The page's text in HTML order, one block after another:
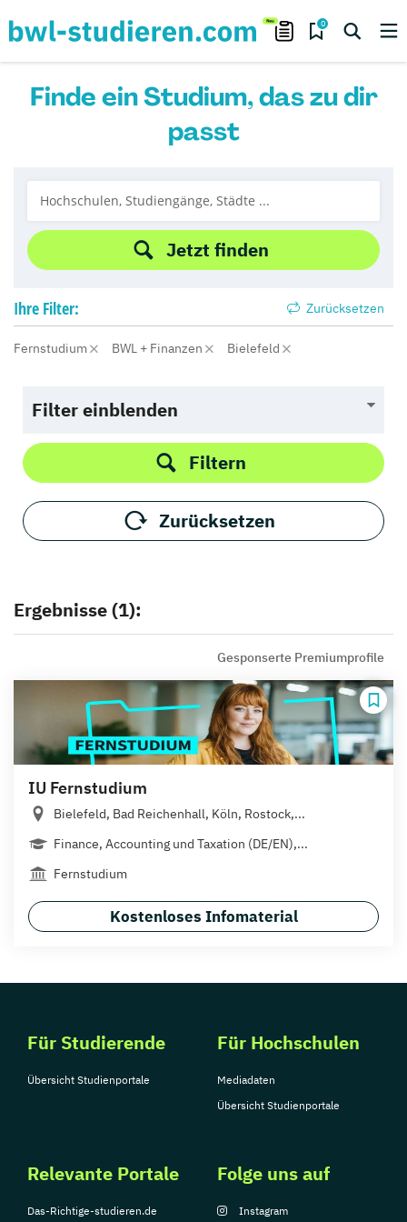
0
Finde ein Studium, das zu dir
passt
Jetzt finden
Ihre Filter: Zurücksetzen
Fernstudium BWL + Finanzen Bielefeld
Filter einblenden
Filtern
Zurücksetzen
Ergebnisse (1):
Gesponserte Premiumprofile
IU Fernstudium
Bielefeld, Bad Reichenhall, Köln, Rostock,...
Finance, Accounting und Taxation (DE/EN),...
Fernstudium
Kostenloses Infomaterial
Für Studierende
Übersicht Studienportale
Für Hochschulen
Mediadaten
Übersicht Studienportale
Relevante Portale
Das-Richtige-studieren.de
Folge uns auf
Instagram